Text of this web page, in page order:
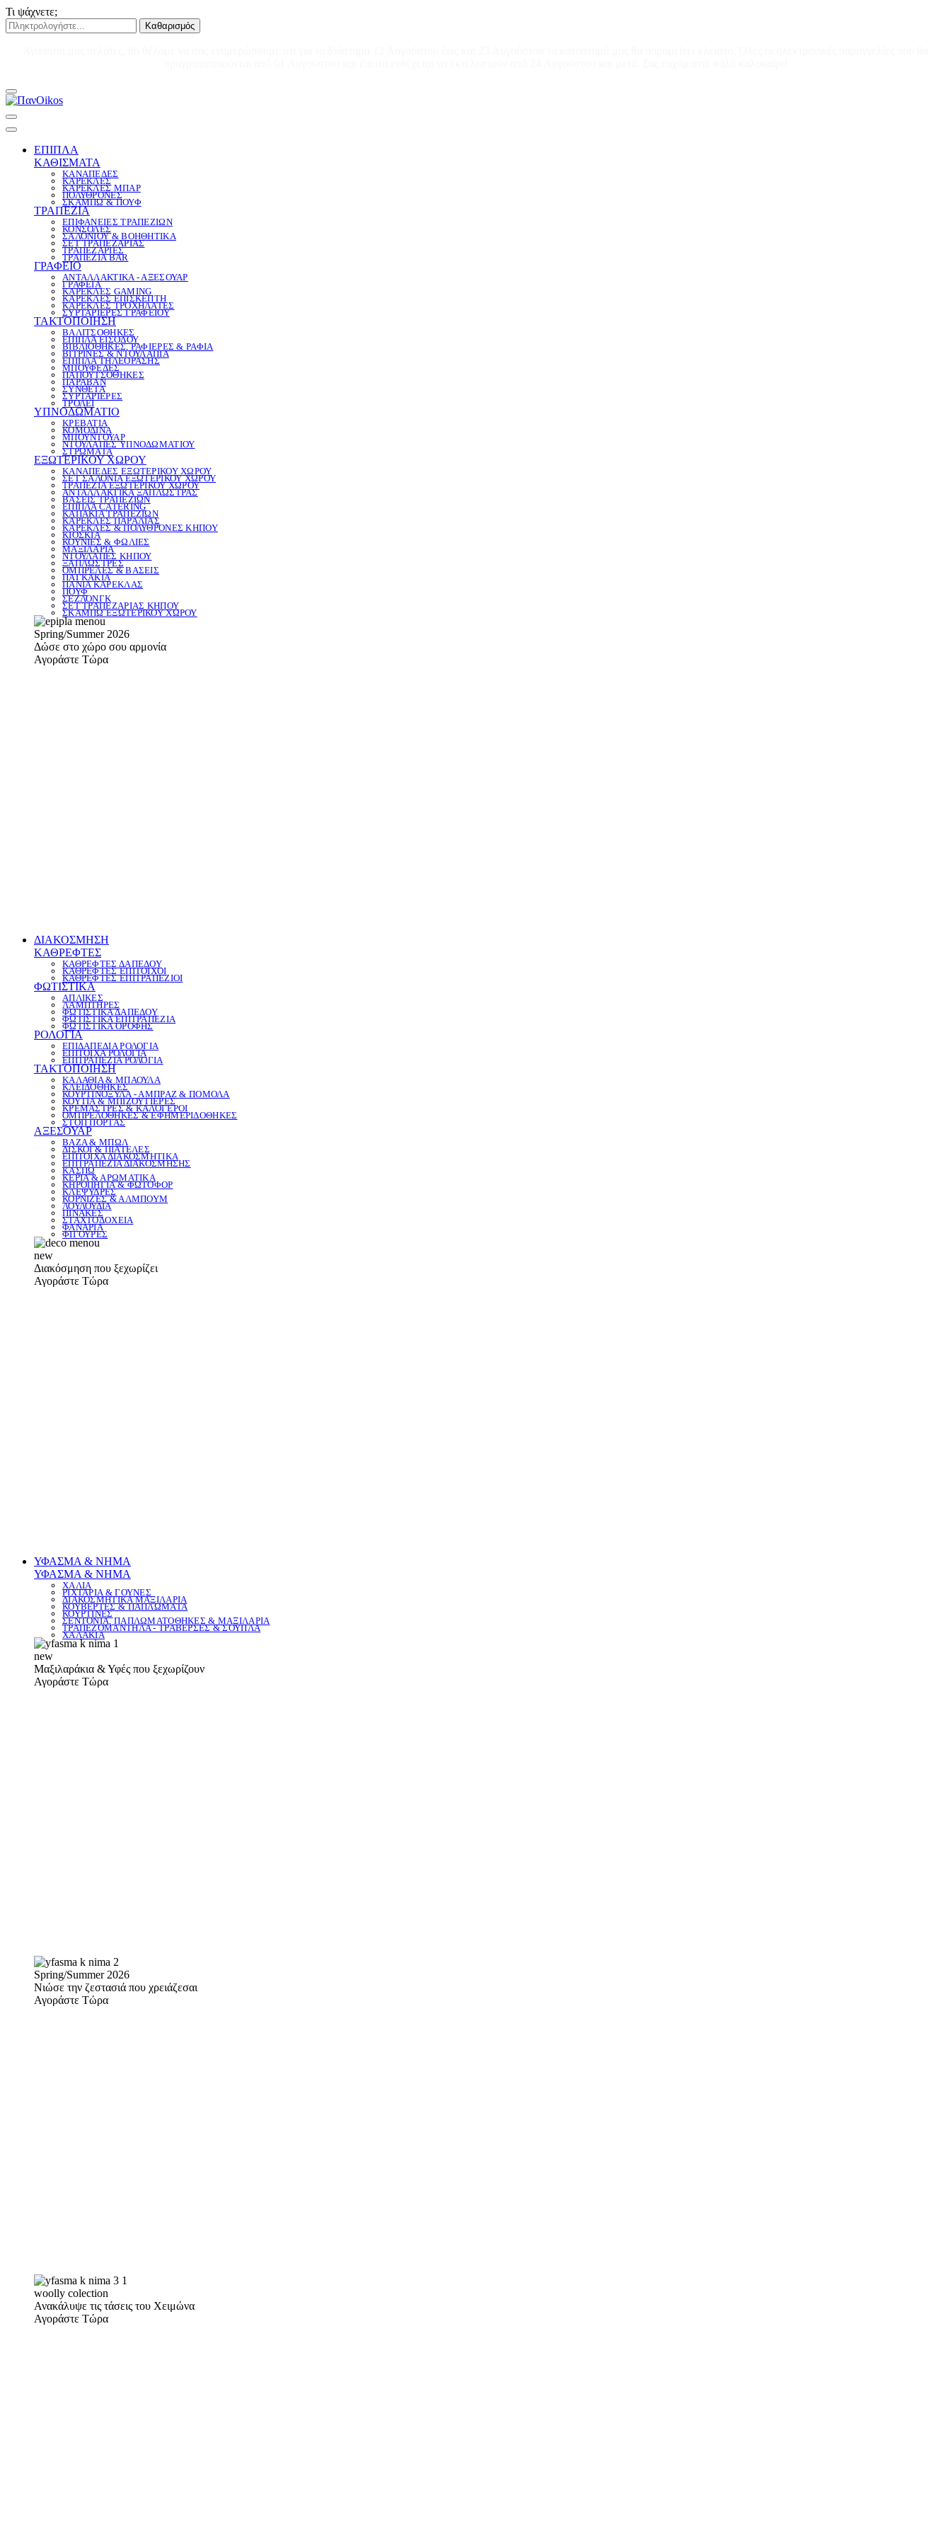
Τι ψάχνετε;
Καθαρισμός
ΕΠΙΠΛΑ
ΚΑΘΙΣΜΑΤΑ
ΚΑΝΑΠΕΔΕΣ
ΚΑΡΕΚΛΕΣ
ΚΑΡΕΚΛΕΣ ΜΠΑΡ
ΠΟΛΥΘΡΟΝΕΣ
ΣΚΑΜΠΩ & ΠΟΥΦ
ΤΡΑΠΕΖΙΑ
ΕΠΙΦΑΝΕΙΕΣ ΤΡΑΠΕΖΙΩΝ
ΚΟΝΣΟΛΕΣ
ΣΑΛΟΝΙΟΥ & ΒΟΗΘΗΤΙΚΑ
ΣΕΤ ΤΡΑΠΕΖΑΡΙΑΣ
ΤΡΑΠΕΖΑΡΙΕΣ
ΤΡΑΠΕΖΙΑ BAR
ΓΡΑΦΕΙΟ
ΑΝΤΑΛΛΑΚΤΙΚΑ - ΑΞΕΣΟΥΑΡ
ΓΡΑΦΕΙΑ
ΚΑΡΕΚΛΕΣ GAMING
ΚΑΡΕΚΛΕΣ ΕΠΙΣΚΕΠΤΗ
ΚΑΡΕΚΛΕΣ ΤΡΟΧΗΛΑΤΕΣ
ΣΥΡΤΑΡΙΕΡΕΣ ΓΡΑΦΕΙΟΥ
ΤΑΚΤΟΠΟΙΗΣΗ
ΒΑΛΙΤΣΟΘΗΚΕΣ
ΕΠΙΠΛΑ ΕΙΣΟΔΟΥ
ΒΙΒΛΙΟΘΗΚΕΣ, ΡΑΦΙΕΡΕΣ & ΡΑΦΙΑ
ΒΙΤΡΙΝΕΣ & ΝΤΟΥΛΑΠΙΑ
ΕΠΙΠΛΑ ΤΗΛΕΟΡΑΣΗΣ
ΜΠΟΥΦΕΔΕΣ
ΠΑΠΟΥΤΣΟΘΗΚΕΣ
ΠΑΡΑΒΑΝ
ΣΥΝΘΕΤΑ
ΣΥΡΤΑΡΙΕΡΕΣ
ΤΡΟΛΕΪ
ΥΠΝΟΔΩΜΑΤΙΟ
ΚΡΕΒΑΤΙΑ
ΚΟΜΟΔΙΝΑ
ΜΠΟΥΝΤΟΥΑΡ
ΝΤΟΥΛΑΠΕΣ ΥΠΝΟΔΩΜΑΤΙΟΥ
ΣΤΡΩΜΑΤΑ
ΕΞΩΤΕΡΙΚΟΥ ΧΩΡΟΥ
ΚΑΝΑΠΕΔΕΣ ΕΞΩΤΕΡΙΚΟΥ ΧΩΡΟΥ
ΣΕΤ ΣΑΛΟΝΙΑ ΕΞΩΤΕΡΙΚΟΥ ΧΩΡΟΥ
ΤΡΑΠΕΖΙΑ ΕΞΩΤΕΡΙΚΟΥ ΧΩΡΟΥ
ΑΝΤΑΛΛΑΚΤΙΚΑ ΞΑΠΛΩΣΤΡΑΣ
ΒΑΣΕΙΣ ΤΡΑΠΕΖΙΩΝ
ΕΠΙΠΛΑ CATERING
ΚΑΠΑΚΙΑ ΤΡΑΠΕΖΙΩΝ
ΚΑΡΕΚΛΕΣ ΠΑΡΑΛΙΑΣ
ΚΑΡΕΚΛΕΣ & ΠΟΛΥΘΡΟΝΕΣ ΚΗΠΟΥ
ΚΙΟΣΚΙΑ
ΚΟΥΝΙΕΣ & ΦΩΛΙΕΣ
ΜΑΞΙΛΑΡΙΑ
ΝΤΟΥΛΑΠΕΣ ΚΗΠΟΥ
ΞΑΠΛΩΣΤΡΕΣ
ΟΜΠΡΕΛΕΣ & ΒΑΣΕΙΣ
ΠΑΓΚΑΚΙΑ
ΠΑΝΙΑ ΚΑΡΕΚΛΑΣ
ΠΟΥΦ
ΣΕΖΛΟΝΓΚ
ΣΕΤ ΤΡΑΠΕΖΑΡΙΑΣ ΚΗΠΟΥ
ΣΚΑΜΠΩ ΕΞΩΤΕΡΙΚΟΥ ΧΩΡΟΥ
Spring/Summer 2026
Δώσε στο χώρο σου αρμονία
Αγοράστε Τώρα
ΔΙΑΚΟΣΜΗΣΗ
ΚΑΘΡΕΦΤΕΣ
ΚΑΘΡΕΦΤΕΣ ΔΑΠΕΔΟΥ
ΚΑΘΡΕΦΤΕΣ ΕΠΙΤΟΙΧΟΙ
ΚΑΘΡΕΦΤΕΣ ΕΠΙΤΡΑΠΕΖΙΟΙ
ΦΩΤΙΣΤΙΚΑ
ΑΠΛΙΚΕΣ
ΛΑΜΠΤΗΡΕΣ
ΦΩΤΙΣΤΙΚΑ ΔΑΠΕΔΟΥ
ΦΩΤΙΣΤΙΚΑ ΕΠΙΤΡΑΠΕΖΙΑ
ΦΩΤΙΣΤΙΚΑ ΟΡΟΦΗΣ
ΡΟΛΟΓΙΑ
ΕΠΙΔΑΠΕΔΙΑ ΡΟΛΟΓΙΑ
ΕΠΙΤΟΙΧΑ ΡΟΛΟΓΙΑ
ΕΠΙΤΡΑΠΕΖΙΑ ΡΟΛΟΓΙΑ
ΤΑΚΤΟΠΟΙΗΣΗ
ΚΑΛΑΘΙΑ & ΜΠΑΟΥΛΑ
ΚΛΕΙΔΟΘΗΚΕΣ
ΚΟΥΡΤΙΝΟΞΥΛΑ - ΑΜΠΡΑΖ & ΠΟΜΟΛΑ
ΚΟΥΤΙΑ & ΜΠΙΖΟΥΤΙΕΡΕΣ
ΚΡΕΜΑΣΤΡΕΣ & ΚΑΛΟΓΕΡΟΙ
ΟΜΠΡΕΛΟΘΗΚΕΣ & ΕΦΗΜΕΡΙΔΟΘΗΚΕΣ
ΣΤΟΠ ΠΟΡΤΑΣ
ΑΞΕΣΟΥΑΡ
ΒΑΖΑ & ΜΠΩΛ
ΔΙΣΚΟΙ & ΠΙΑΤΕΛΕΣ
ΕΠΙΤΟΙΧΑ ΔΙΑΚΟΣΜΗΤΙΚΑ
ΕΠΙΤΡΑΠΕΖΙΑ ΔΙΑΚΟΣΜΗΣΗΣ
ΚΑΣΠΩ
ΚΕΡΙΑ & ΑΡΩΜΑΤΙΚΑ
ΚΗΡΟΠΗΓΙΑ & ΦΩΤΟΦΟΡ
ΚΛΕΨΥΔΡΕΣ
ΚΟΡΝΙΖΕΣ & ΑΛΜΠΟΥΜ
ΛΟΥΛΟΥΔΙΑ
ΠΙΝΑΚΕΣ
ΣΤΑΧΤΟΔΟΧΕΙΑ
ΦΑΝΑΡΙΑ
ΦΙΓΟΥΡΕΣ
new
Διακόσμηση που ξεχωρίζει
Αγοράστε Τώρα
ΥΦΑΣΜΑ & ΝΗΜΑ
ΥΦΑΣΜΑ & ΝΗΜΑ
ΧΑΛΙΑ
ΡΙΧΤΑΡΙΑ & ΓΟΥΝΕΣ
ΔΙΑΚΟΣΜΗΤΙΚΑ ΜΑΞΙΛΑΡΙΑ
ΚΟΥΒΕΡΤΕΣ & ΠΑΠΛΩΜΑΤΑ
ΚΟΥΡΤΙΝΕΣ
ΣΕΝΤΟΝΙΑ, ΠΑΠΛΩΜΑΤΟΘΗΚΕΣ & ΜΑΞΙΛΑΡΙΑ
ΤΡΑΠΕΖΟΜΑΝΤΗΛΑ - ΤΡΑΒΕΡΣΕΣ & ΣΟΥΠΛΑ
ΧΑΛΑΚΙΑ
new
Μαξιλαράκια & Υφές που ξεχωρίζουν
Αγοράστε Τώρα
Spring/Summer 2026
Νιώσε την ζεστασιά που χρειάζεσαι
Αγοράστε Τώρα
woolly colection
Ανακάλυψε τις τάσεις του Χειμώνα
Αγοράστε Τώρα